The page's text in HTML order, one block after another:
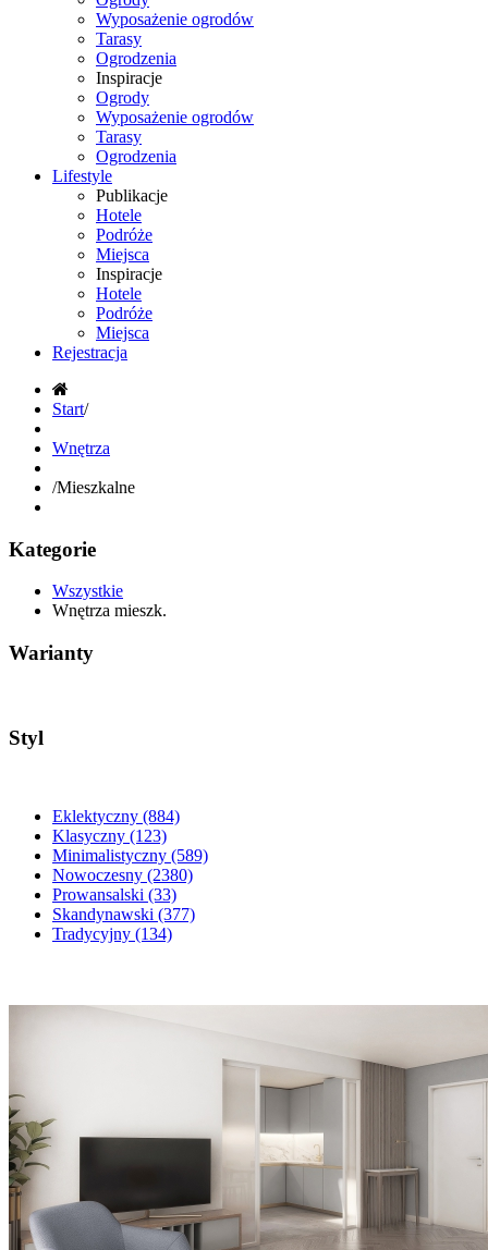
Wyposażenie ogrodów
Tarasy
Ogrodzenia
Inspiracje
Ogrody
Wyposażenie ogrodów
Tarasy
Ogrodzenia
Lifestyle
Publikacje
Hotele
Podróże
Miejsca
Inspiracje
Hotele
Podróże
Miejsca
Rejestracja
Start/
Wnętrza
/Mieszkalne
Kategorie
Wszystkie
Wnętrza mieszk.
Warianty
Styl
Eklektyczny (884)
Klasyczny (123)
Minimalistyczny (589)
Nowoczesny (2380)
Prowansalski (33)
Skandynawski (377)
Tradycyjny (134)